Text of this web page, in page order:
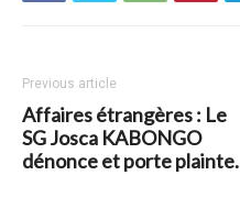
Previous article
Affaires étrangères : Le
SG Josca KABONGO
dénonce et porte plainte.